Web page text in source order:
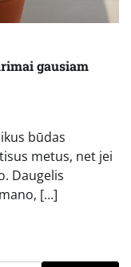
gausiam
būdas
metus, net jei
Daugelis
[…]